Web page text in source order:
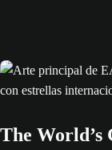
The World’s